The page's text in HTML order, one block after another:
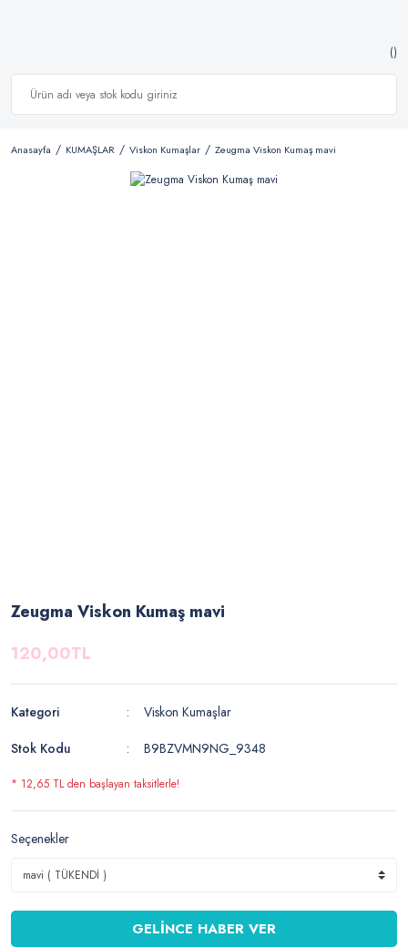
Anasayfa KUMAŞLAR Viskon Kumaşlar Zeugma Viskon Kumaş mavi
Zeugma Viskon Kumaş mavi
120,00TL
Kategori
Viskon Kumaşlar
Stok Kodu
B9BZVMN9NG_9348
* 12,65 TL den başlayan taksitlerle!
Seçenekler
GELİNCE HABER VER